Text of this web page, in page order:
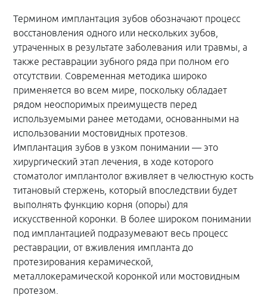
Термином имплантация зубов обозначают процесс
восстановления одного или нескольких зубов,
утраченных в результате заболевания или травмы, а
также реставрации зубного ряда при полном его
отсутствии. Современная методика широко
применяется во всем мире, поскольку обладает
рядом неоспоримых преимуществ перед
используемыми ранее методами, основанными на
использовании мостовидных протезов.
Имплантация зубов в узком понимании — это
хирургический этап лечения, в ходе которого
стоматолог имплантолог вживляет в челюстную кость
титановый стержень, который впоследствии будет
выполнять функцию корня (опоры) для
искусственной коронки. В более широком понимании
под имплантацией подразумевают весь процесс
реставрации, от вживления импланта до
протезирования керамической,
металлокерамической коронкой или мостовидным
протезом.